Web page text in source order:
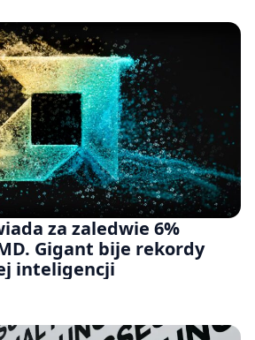
za zaledwie 6%
Gigant bije rekordy
inteligencji